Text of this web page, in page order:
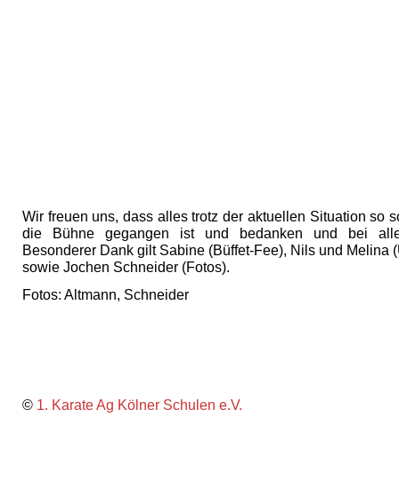
Wir freuen uns, dass alles trotz der aktuellen Situation so
die Bühne gegangen ist und bedanken und bei
Besonderer Dank gilt Sabine (Büffet-Fee), Nils und Melina
sowie Jochen Schneider (Fotos).
Fotos: Altmann, Schneider
© 1. Karate Ag Kölner Schulen e.V.